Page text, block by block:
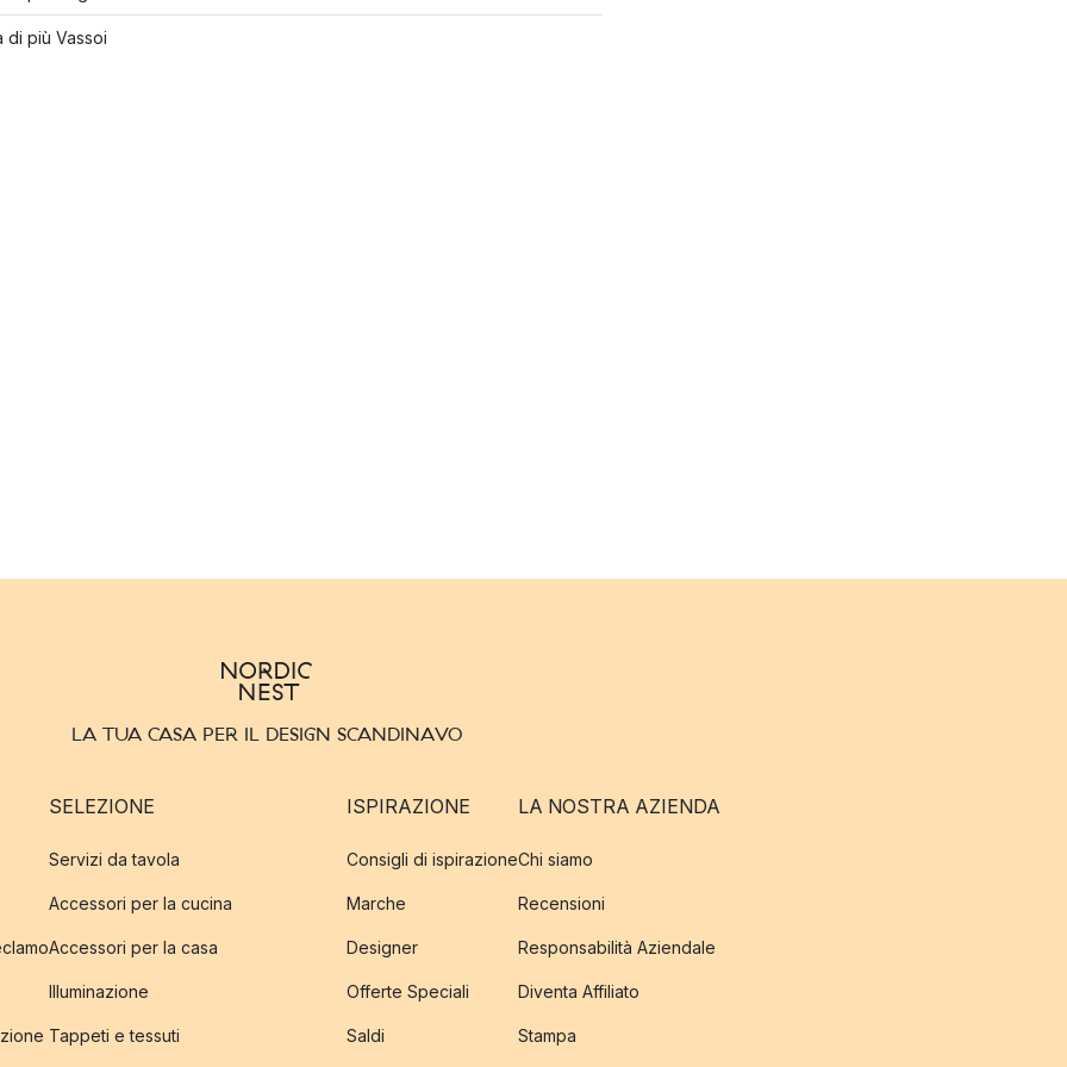
di più Vassoi
LA TUA CASA PER IL DESIGN SCANDINAVO
SELEZIONE
Servizi da tavola
Accessori per la cucina
Accessori per la casa
Illuminazione
Tappeti e tessuti
ISPIRAZIONE
Consigli di ispirazione
Marche
Designer
Offerte Speciali
Saldi
LA NOSTRA AZIENDA
Chi siamo
Recensioni
Responsabilità Aziendale
Diventa Affiliato
Stampa